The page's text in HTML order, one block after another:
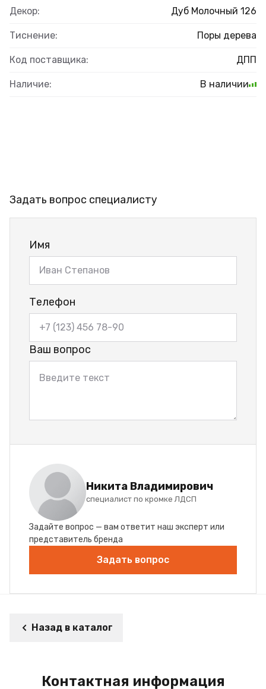
Декор: Дуб Молочный 126
Тиснение: Поры дерева
Код поставщика: ДПП
Наличие: В наличии
Задать вопрос специалисту
Имя
Телефон
Ваш вопрос
Никита Владимирович
специалист по кромке ЛДСП
Задайте вопрос — вам ответит наш эксперт или
представитель бренда
Задать вопрос
Назад в каталог
Контактная информация